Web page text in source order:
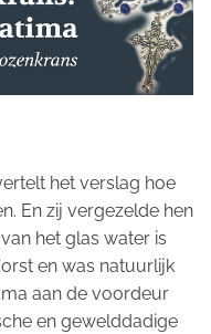
het verslag hoe
En zij vergezelde hen
het glas water is
en was natuurlijk
aan de voordeur
en gewelddadige